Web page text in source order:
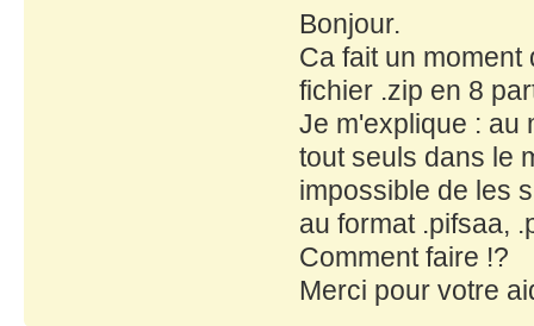
Bonjour.
Ca fait un
fichier .zip en 8
Je m'explique : au
tout seuls dans le
impossible de les
au format .pifsaa,
Comment faire !?
Merci pour votre